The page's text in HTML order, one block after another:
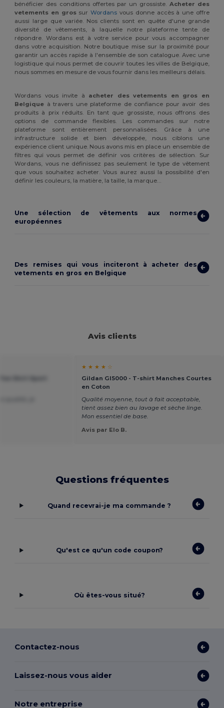
bénéficier des conditions offertes par un grossiste. Acheter des
vetements en grossurWordans vous donne accès à une offre
aussi large que variée. Nos clients sont en quête d'une grande
diversité de vêtements, à laquelle notre plateforme tente de
répondre. Wordans est à votre service pour vous accompagner
dans votre acquisition. Notre boutique mise sur la proximité pour
garantir un accès rapide à l'ensemble de son catalogue. Avec une
logistique qui nous permet de couvrir toutes les villes de Belgique,
nous sommes en mesure de vous fournir dans les meilleurs délais.
Wordans vous invite à acheter des vetements en gros en
Belgique à travers une plateforme de confiance pour avoir des
produits à prix réduits. En tant que grossiste, nous offrons des
options de commande flexibles. Les commandes sur notre
plateforme sont entièrement personnalisées. Grâce à une
infrastructure solide et bien développée, nous ciblons une
expérience client unique. Nous avons mis en place un ensemble de
filtres qui vous permet de définir vos critères de sélection. Sur
Wordans, vous ne définissez pas seulement le type de vêtement
que vous souhaitez acheter. Vous aurez aussi la possibilité d'en
définir les couleurs, la matière, la taille, la marque…
Une sélection de vêtements aux normes
européennes
Des remises qui vous inciteront à acheter des
vetements en gros en Belgique
Avis clients
★ ★ ★ ★ ☆
Gildan GI5000 - T-shirt Manches Courtes
en Coton
Qualité moyenne, tout à fait acceptable,
tient assez bien au lavage et sèche linge.
Mon essentiel de base.
Avis par Elo B.
Questions fréquentes
Quand recevrai-je ma commande ?
Qu'est ce qu'un code coupon?
Où êtes-vous situé?
Contactez-nous
Laissez-nous vous aider
Notre entreprise